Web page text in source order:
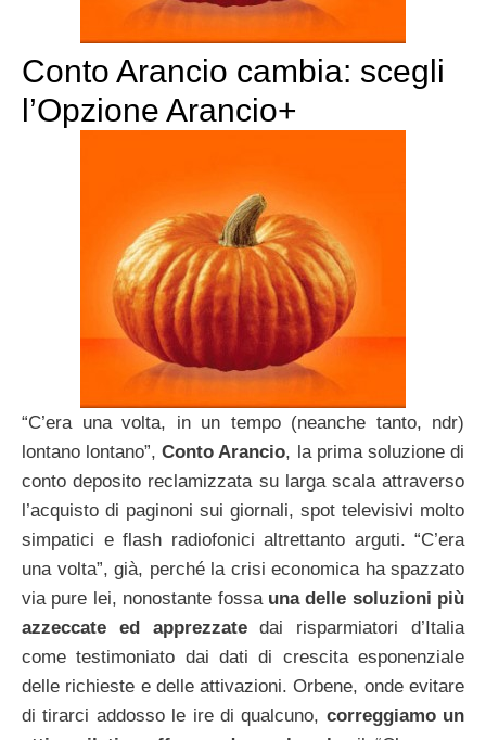
Conto Arancio cambia: scegli
l’Opzione Arancio+
“C’era una volta, in un tempo (neanche tanto, ndr)
lontano lontano”,Conto Arancio, la prima soluzione di
conto deposito reclamizzata su larga scala attraverso
l’acquisto di paginoni sui giornali, spot televisivi molto
simpatici e flash radiofonici altrettanto arguti. “C’era
una volta”, già, perché la crisi economica ha spazzato
via pure lei, nonostante fossa una delle soluzioni più
azzeccate ed apprezzatedai risparmiatori d’Italia
come testimoniato dai dati di crescita esponenziale
delle richieste e delle attivazioni. Orbene, onde evitare
di tirarci addosso le ire di qualcuno, correggiamo un